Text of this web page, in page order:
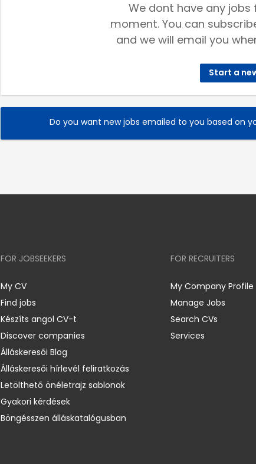
We dont have any
moment. You can
and we will email you
Start a
Do you want new jobs emailed to you based on
FOR JOBSEEKERS
My CV
Find jobs
Készíts angol CV-t
Discover companies
Álláskeresői Blog
Álláskeresői hírlevél feliratkozás
Letölthető önéletrajz sablonok
Gyakori kérdések
Böngésszen álláskatalógusban
FOR RECRUITERS
My Company Profile
Manage Jobs
Search CVs
Services